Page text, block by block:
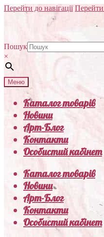
Перейти до навігації Перейти
Пошук
×
Меню
Каталог товарів
Новини
Арт-Блог
Контакти
Особистий кабінет
Каталог товарів
Новини
Арт-Блог
Контакти
Особистий кабінет